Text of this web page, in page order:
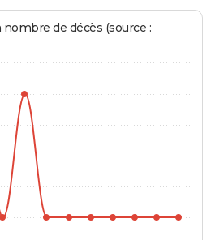
de décès (source :